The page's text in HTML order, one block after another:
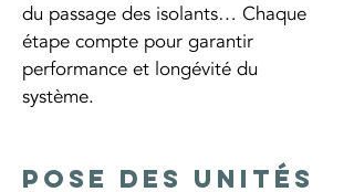
du passage des isolants… Chaque
étape compte pour garantir
performance et longévité du
système.
Pose des unités